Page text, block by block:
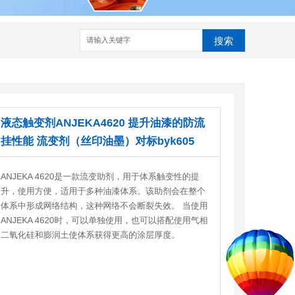
搜索
液态触变剂ANJEKA4620 提升油漆的防流
挂性能 流变剂（丝印油墨）对标byk605
ANJEKA 4620是一款流变助剂，用于体系触变性的提
升，使用方便，适用于多种油漆体系。该助剂会在整个
体系中形成网络结构，这种网络不会断裂失效。 当使用
ANJEKA 4620时，可以单独使用，也可以搭配使用气相
二氧化硅和膨润土使体系获得更高的涂层厚度。